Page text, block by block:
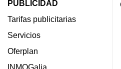
PUBLICIDAD
Tarifas publicitarias
Servicios
Oferplan
INMOGalia